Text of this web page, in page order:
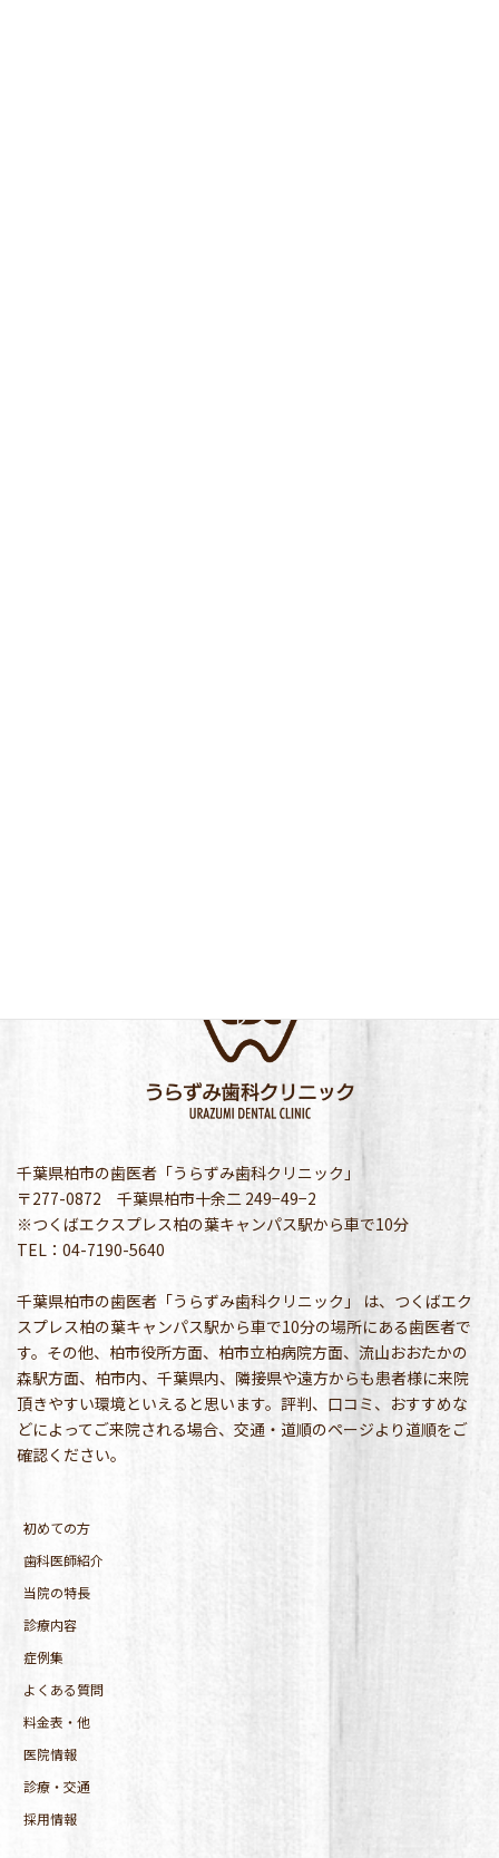
千葉県柏市の歯医者「うらずみ歯科クリニック」
〒277-0872 千葉県柏市十余二 249−49−2
※つくばエクスプレス柏の葉キャンパス駅から車で10分
TEL：04-7190-5640
千葉県柏市の歯医者「うらずみ歯科クリニック」 は、つくばエク
スプレス柏の葉キャンパス駅から車で10分の場所にある歯医者で
す。その他、柏市役所方面、柏市立柏病院方面、流山おおたかの
森駅方面、柏市内、千葉県内、隣接県や遠方からも患者様に来院
頂きやすい環境といえると思います。評判、口コミ、おすすめな
どによってご来院される場合、交通・道順のページより道順をご
確認ください。
初めての方
歯科医師紹介
当院の特長
診療内容
症例集
よくある質問
料金表・他
医院情報
診療・交通
採用情報